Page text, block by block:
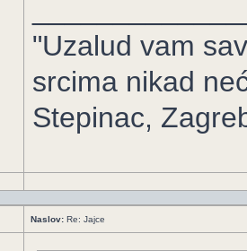
"Uzalud vam
srcima nikad
Stepinac,
Naslov: Re: Jajce